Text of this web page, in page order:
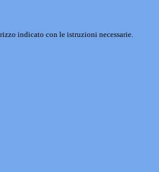
indicato con le istruzioni necessarie.